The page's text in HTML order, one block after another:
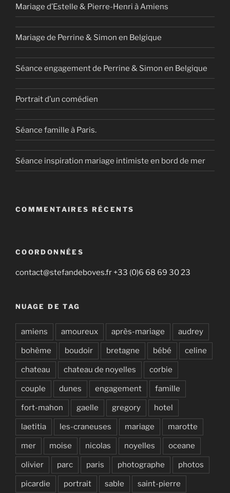
Mariage d’Estelle & Pierre-Henri à Amiens
Mariage de Perrine & Simon en Belgique
Séance engagement de Perrine & Simon en Belgique
Portrait d’un comédien
Séance famille à Paris.
Séance inspiration mariage intimiste en bord de mer
COMMENTAIRES RÉCENTS
COORDONNÉES
contact@stefandeboves.fr +33 (0)6 68 69 30 23
NUAGE DE TAG
amiens amoureux après-mariage audrey
bohème boudoir bretagne bébé celine
chateau chateau de noyelles corbie
couple dunes engagement famille
fort-mahon gaelle gregory hotel
laetitia les-craneuses mariage marotte
mer moise nicolas noyelles oceane
olivier parc paris photographe photos
picardie portrait sable saint-pierre